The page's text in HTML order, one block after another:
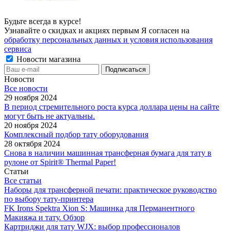
Будьте всегда в курсе!
Узнавайте о скидках и акциях первым Я согласен на
обработку персональных данных и условия использования
сервиса
Новости магазина
Новости
Все новости
29 ноября 2024
В период стремительного роста курса доллара цены на сайте
могут быть не актуальны.
20 ноября 2024
Комплексный подбор тату оборудования
28 октября 2024
Снова в наличии машинная трансферная бумага для тату в
рулоне от Spirit® Thermal Paper!
Статьи
Все статьи
Наборы для трансферной печати: практическое руководство
по выбору тату‑принтера
FK Irons Spektra Xion S: Машинка для Перманентного
Макияжа и тату. Обзор
Картриджи для тату WJX: выбор профессионалов